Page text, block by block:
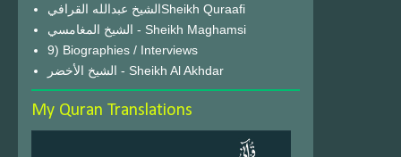
الشيخ عبدالله القرافيSheikh Quraafi
الشيخ المغامسي - Sheikh Maghamsi
9) Biographies / Interviews
الشيخ الأخضر - Sheikh Al Akhdar
My Quran Translations